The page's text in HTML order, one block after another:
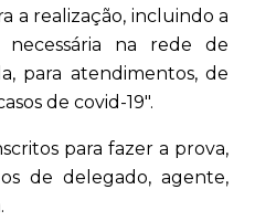
a realização, incluindo a
na rede de
para atendimentos, de
de covid-19".
para fazer a prova,
de delegado, agente,